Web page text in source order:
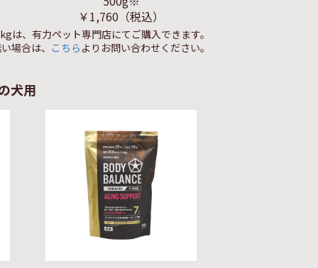
￥1,760 （税込）
は、有力ペット専門店にてご購入できます。
場合は、 こちら よりお問い合わせください。
犬用